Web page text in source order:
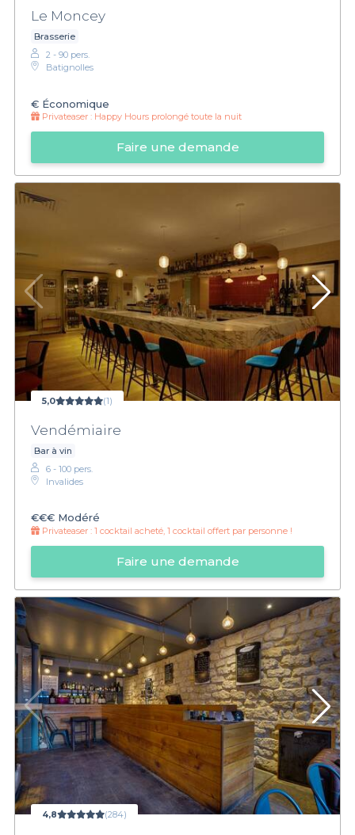
Le Moncey
Brasserie
2 - 90 pers.
Batignolles
€ Économique
Privateaser : Happy Hours prolongé toute la nuit
Faire une demande
5,0 (1)
Vendémiaire
Bar à vin
6 - 100 pers.
Invalides
€€€ Modéré
Privateaser : 1 cocktail acheté, 1 cocktail offert par personne !
Faire une demande
4,8 (284)